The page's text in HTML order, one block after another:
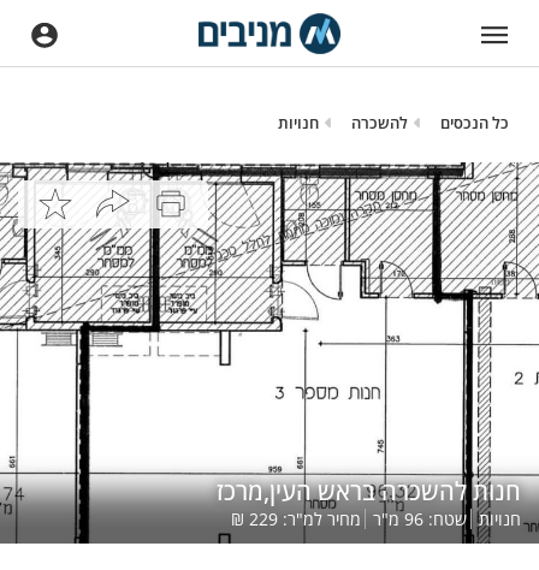
כל הנכסים להשכרה חנויות
חנות להשכרה בראש העין,מרכז
חנויות שטח: 96מ"ר מחיר למ"ר: 229
₪